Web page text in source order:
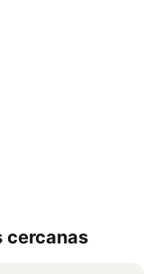
cercanas